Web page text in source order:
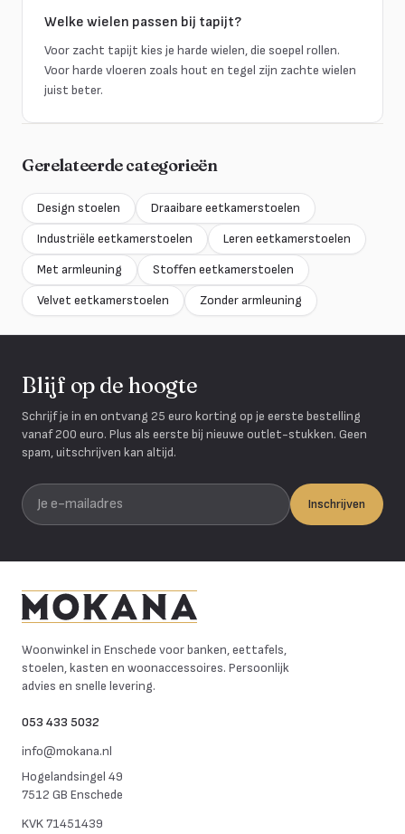
Welke wielen passen bij tapijt?
Voor zacht tapijt kies je harde wielen, die soepel rollen.
Voor harde vloeren zoals hout en tegel zijn zachte wielen
juist beter.
Gerelateerde categorieën
Design stoelen
Draaibare eetkamerstoelen
Industriële eetkamerstoelen
Leren eetkamerstoelen
Met armleuning
Stoffen eetkamerstoelen
Velvet eetkamerstoelen
Zonder armleuning
Blijf op de hoogte
Schrijf je in en ontvang 25 euro korting op je eerste bestelling
vanaf 200 euro. Plus als eerste bij nieuwe outlet-stukken. Geen
spam, uitschrijven kan altijd.
Je e-mailadres
Inschrijven
Woonwinkel in Enschede voor banken, eettafels,
stoelen, kasten en woonaccessoires. Persoonlijk
advies en snelle levering.
053 433 5032
info@mokana.nl
Hogelandsingel 49
7512 GB Enschede
KVK71451439